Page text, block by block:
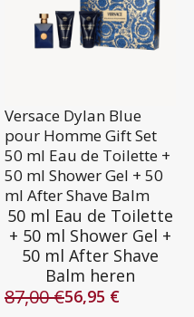
Versace Dylan Blue
pour Homme Gift Set
50 ml Eau de Toilette +
50 ml Shower Gel + 50
ml After Shave Balm
50 ml Eau de Toilette
+ 50 ml Shower Gel +
50 ml After Shave
Balm heren
87,00€
Oorspronkelijke
56,95 €
Huidige